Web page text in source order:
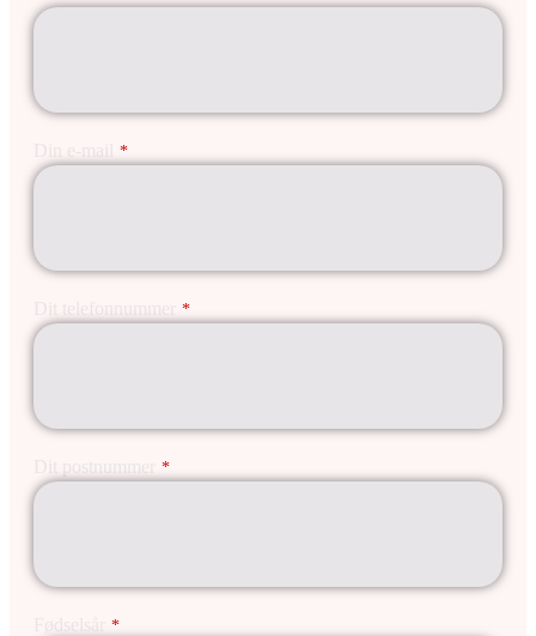
Din e-mail *
Dit telefonnummer *
Dit postnummer *
Fødselsår *